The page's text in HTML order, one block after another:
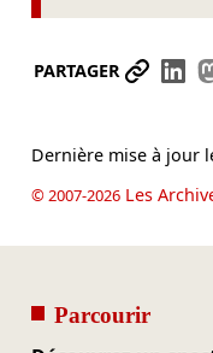
PARTAGER
Dernière mise à jour
© 2007-2026Les
Parcourir